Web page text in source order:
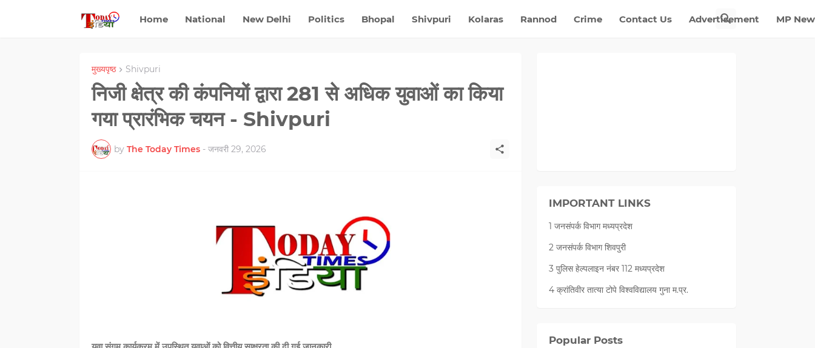
Home National New Delhi Politics Bhopal Shivpuri Kolaras Rannod Crime Contact Us Advertisement MP
मुख्यपृष्ठ Shivpuri
निजी क्षेत्र की कंपनियों द्वारा 281 से अधिक युवाओं का किया
गया प्रारंभिक चयन - Shivpuri
by The Today Times - जनवरी 29, 2026
IMPORTANT LINKS
1 जनसंपर्क विभाग मध्यप्रदेश
2 जनसंपर्क विभाग शिवपुरी
3 पुलिस हेल्पलाइन नंबर 112 मध्‍यप्रदेश
4 क्रांतिवीर तात्या टोपे विश्वविद्यालय गुना म.प्र.
Popular Posts